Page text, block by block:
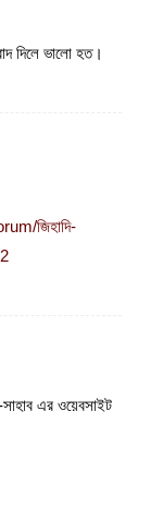
দিলে ভালো হত।
জিহাদি-
এর ওয়েবসাইট